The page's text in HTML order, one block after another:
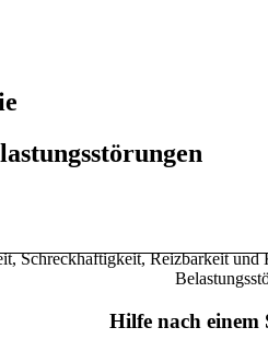
Schreckhaftigkeit, Reizbarkeit
Hilfe nach einem